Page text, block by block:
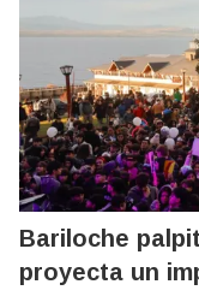
Bariloche
proyecta un